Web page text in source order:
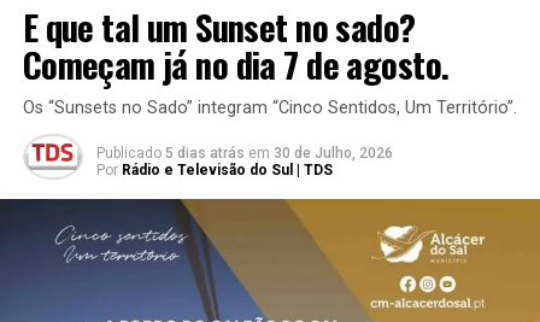
E que tal um Sunset no sado?
Começam já no dia 7 de agosto.
Os “Sunsets no Sado” integram “Cinco Sentidos, Um Território”.
Publicado 5 dias atrás em 30 de Julho, 2026
Por Rádio e Televisão do Sul | TDS